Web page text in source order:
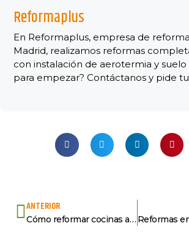
Reformaplus
En Reformaplus, empresa de
Madrid, realizamos reformas
con instalación de aerotermia y suelo
para empezar? Contáctanos y pide
ANTERIOR
Cómo reformar cocinas abiertas integradas con un salón sin cometer fallos